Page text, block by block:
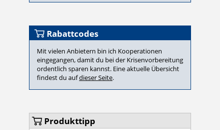
Rabattcodes
Mit vielen Anbietern bin ich Kooperationen
eingegangen, damit du bei der Krisenvorbereitung
ordentlich sparen kannst. Eine aktuelle Übersicht
findest du aufdieser Seite.
Produkttipp